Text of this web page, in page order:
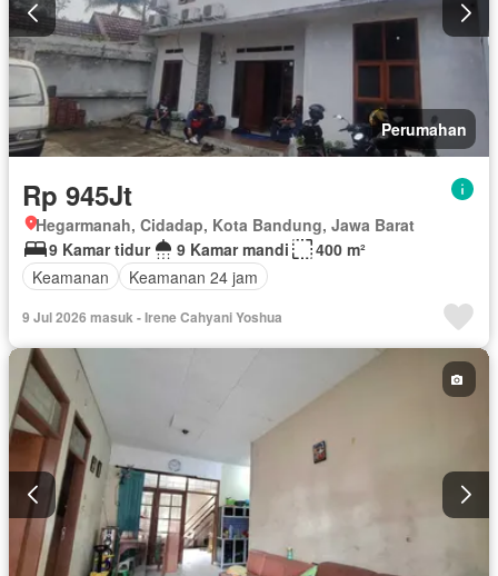
Perumahan
Rp 945Jt
Hegarmanah, Cidadap, Kota Bandung, Jawa Barat
9 Kamar tidur
9 Kamar mandi
400 m²
Keamanan
Keamanan 24 jam
9 Jul 2026 masuk - Irene Cahyani Yoshua